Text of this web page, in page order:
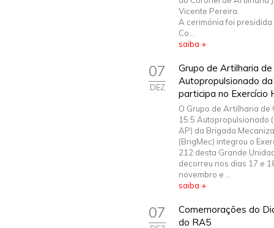
Vicente Pereira.
A cerimónia foi presidida
Co...
saiba +
07
DEZ
Grupo de Artilharia
Autopropulsionado
participa no Exercício
O Grupo de Artilharia de
15.5 Autopropulsionado
AP) da Brigada
(BrigMec) integrou o
212 desta Grande
decorreu nos dias 17 e
novembro e ...
saiba +
07
Comemorações do
do RA5